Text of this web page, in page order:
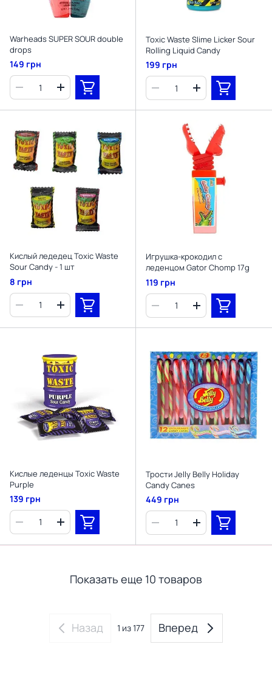
Warheads SUPER SOUR double
drops
149 грн
Toxic Waste Slime Licker Sour
Rolling Liquid Candy
199 грн
Кислый ледедец Toxic Waste
Sour Candy - 1 шт
8 грн
Игрушка-крокодил с
леденцом Gator Chomp 17g
119 грн
Кислые леденцы Toxic Waste
Purple
139 грн
Трости Jelly Belly Holiday
Candy Canes
449 грн
Показать еще 10 товаров
Назад 1 из 177 Вперед